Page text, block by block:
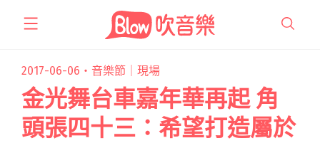
2017-06-06・ 音樂節｜現場
金光舞台車嘉年華再起 角
頭張四十三：希望打造屬於